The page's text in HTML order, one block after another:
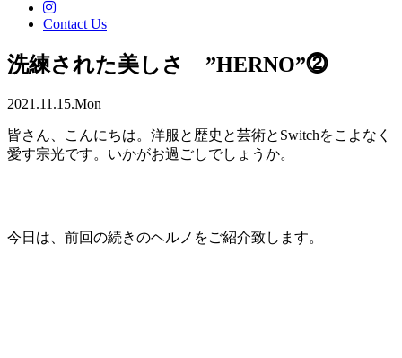
Contact Us
洗練された美しさ ”HERNO”⓶
2021.11.15.Mon
皆さん、こんにちは。洋服と歴史と芸術とSwitchをこよなく
愛す宗光です。いかがお過ごしでしょうか。
今日は、前回の続きのヘルノをご紹介致します。